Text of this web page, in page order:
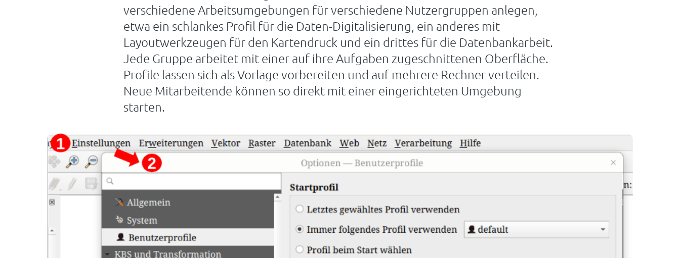
verschiedene Arbeitsumgebungen für verschiedene Nutzergruppen anlegen,
etwa ein schlankes Profil für die Daten-Digitalisierung, ein anderes mit
Layoutwerkzeugen für den Kartendruck und ein drittes für die Datenbankarbeit.
Jede Gruppe arbeitet mit einer auf ihre Aufgaben zugeschnittenen Oberfläche.
Profile lassen sich als Vorlage vorbereiten und auf mehrere Rechner verteilen.
Neue Mitarbeitende können so direkt mit einer eingerichteten Umgebung
starten.